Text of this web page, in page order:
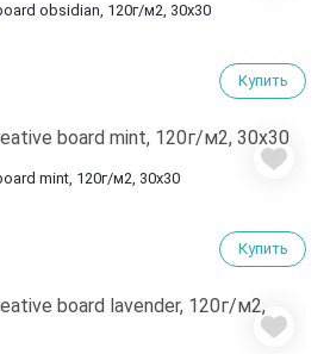
obsidian, 120г/м2, 30х30
Купить
mint, 120г/м2, 30х30
Купить